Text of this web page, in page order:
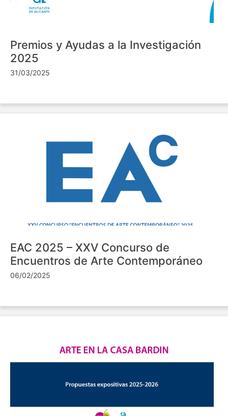
Premios y Ayudas a la Investigación
2025
31/03/2025
EAC 2025 – XXV Concurso de
Encuentros de Arte Contemporáneo
06/02/2025